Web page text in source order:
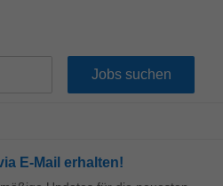
E-Mail erhalten!